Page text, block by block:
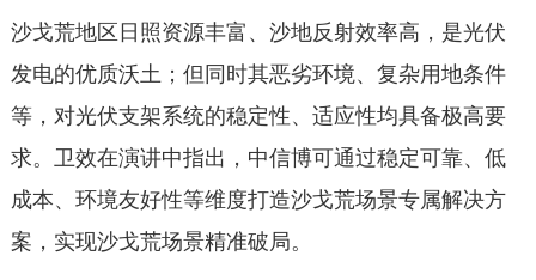
沙戈荒地区日照资源丰富、沙地反射效率高，是光伏
发电的优质沃土；但同时其恶劣环境、复杂用地条件
等，对光伏支架系统的稳定性、适应性均具备极高要
求。卫效在演讲中指出，中信博可通过稳定可靠、低
成本、环境友好性等维度打造沙戈荒场景专属解决方
案，实现沙戈荒场景精准破局。